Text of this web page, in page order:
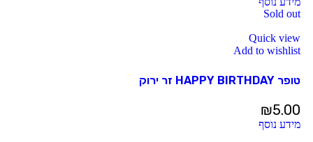
Sold out
Quick view
Add to wishlist
טופר HAPPY BIRTHDAY זר ירוק
₪5.00
מידע נוסף